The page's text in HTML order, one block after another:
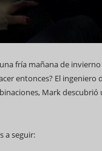
fría mañana de
entonces? El
Mark
a seguir: